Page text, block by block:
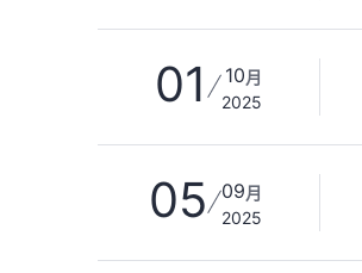
2025
10月
01
2025
09月
05